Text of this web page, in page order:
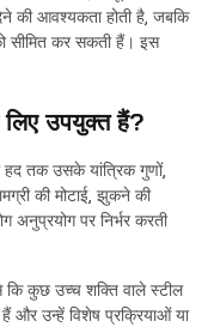
की आवश्यकता होती है, जबकि
सीमित कर सकती हैं। इस
उपयुक्त हैं?
हद तक उसके यांत्रिक गुणों,
की मोटाई, झुकने की
अनुप्रयोग पर निर्भर करती
कि कुछ उच्च शक्ति वाले स्टील
और उन्हें विशेष प्रक्रियाओं या